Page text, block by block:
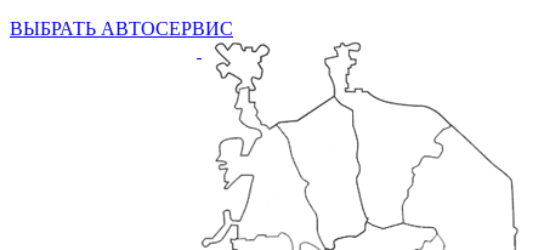
ВЫБРАТЬ АВТОСЕРВИС